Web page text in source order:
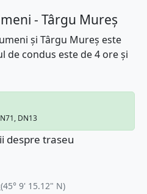
- Târgu Mureș
și Târgu Mureș este
de condus este de 4 ore și
DN13
despre traseu
(45° 9' 15.12" N)